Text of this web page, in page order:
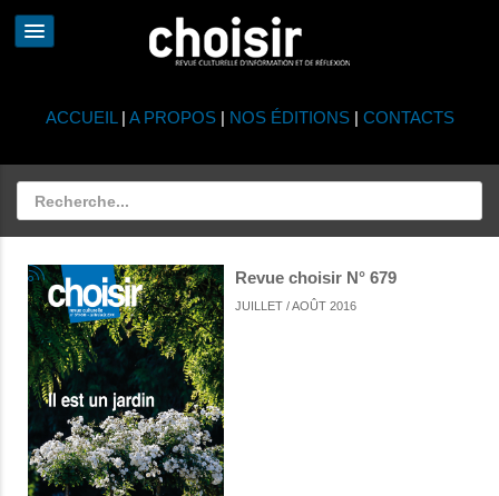
ACCUEIL | A PROPOS| NOS ÉDITIONS| CONTACTS
Revue choisir N° 679
JUILLET / AOÛT 2016